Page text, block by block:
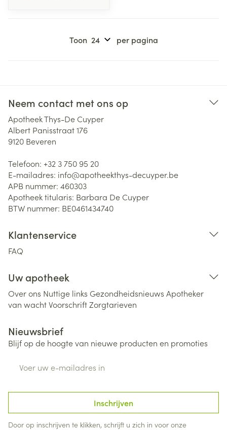
Toon per pagina
Neem contact met ons op
Apotheek Thys-De Cuyper
Albert Panisstraat 176
9120 Beveren
Telefoon: +32 3 750 95 20
E-mailadres: info@apotheekthys-decuyper.be
APB nummer: 460303
Apotheek titularis: Barbara De Cuyper
BTW nummer: BE0461434740
Klantenservice
FAQ
Uw apotheek
Over ons Nuttige links Gezondheidsnieuws Apotheker
van wachtVoorschriftZorgtarieven
Nieuwsbrief
Blijf op de hoogte van nieuwe producten en promoties
Inschrijven
Door op inschrijven te klikken, schrijft u zich in voor onze